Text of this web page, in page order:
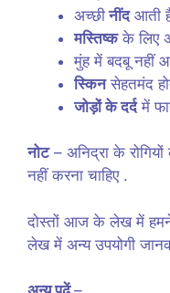
अच्छीनींदआती
मस्तिष्कके लिए
मुंह में बदबू नहीं
स्किनसेहतमंद
जोड़ों के दर्दमें
नोट– अनिद्रा के
नहीं करना चाहिए .
दोस्तों आज के लेख में
लेख में अन्य उपयोगी